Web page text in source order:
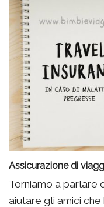
Assicurazione di
Torniamo a parlare
aiutare gli amici